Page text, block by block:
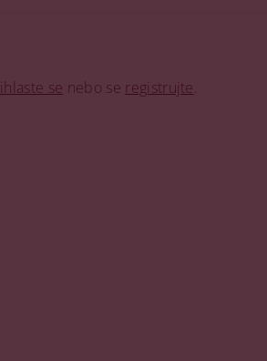
se nebo se registrujte